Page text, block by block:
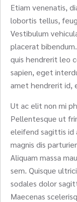
Etiam venenatis,
lobortis tellus,
Vestibulum
placerat
quis hendrerit leo
sapien, eget
amet hendrerit id,
Ut ac elit non mi
Pellentesque ut
eleifend sagittis id
magnis dis
Aliquam massa
sem. Quisque
sodales dolor
Maecenas